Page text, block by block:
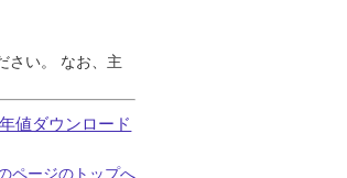
さい。 なお、主
値ダウンロード
ページのトップへ